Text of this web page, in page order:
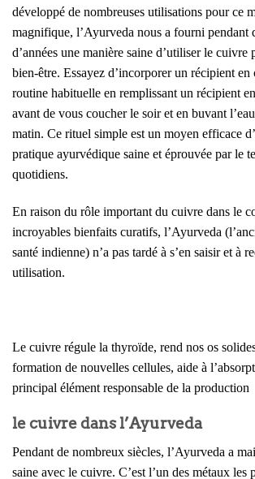
développé de nombreuses utilisations pour ce
magnifique, l’Ayurveda nous a fourni pendant
d’années une manière saine d’utiliser le cuivre
bien-être. Essayez d’incorporer un récipient
routine habituelle en remplissant un récipient
avant de vous coucher le soir et en buvant
matin. Ce rituel simple est un moyen efficace
pratique ayurvédique saine et éprouvée par le
quotidiens.
En raison du rôle important du cuivre dans le
incroyables bienfaits curatifs, l’Ayurveda
santé indienne) n’a pas tardé à s’en saisir et à
utilisation.
Le cuivre régule la thyroïde, rend nos os
formation de nouvelles cellules, aide à
principal élément responsable de la production
le cuivre dans l’Ayurveda
Pendant de nombreux siècles, l’Ayurveda a
saine avec le cuivre. C’est l’un des métaux les